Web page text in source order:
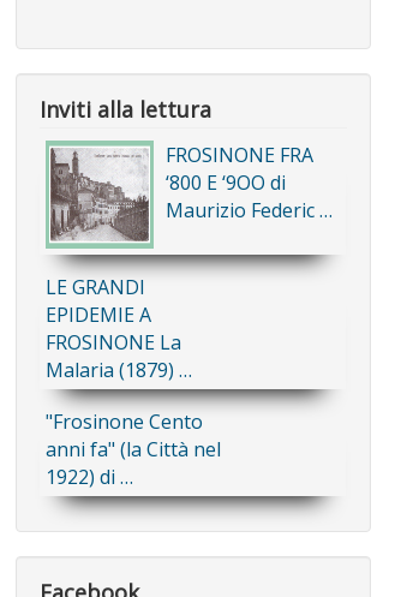
Inviti alla lettura
FROSINONE FRA
‘800 E ‘9OO di
Maurizio Federic …
LE GRANDI
EPIDEMIE A
FROSINONE La
Malaria (1879) …
"Frosinone Cento
anni fa" (la Città nel
1922) di …